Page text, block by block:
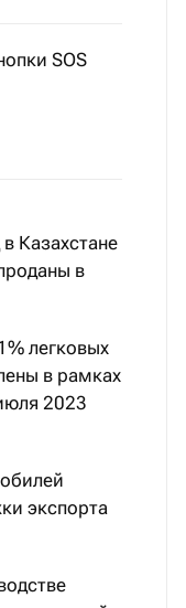
SOS
отрасли
Казахстане
в
легковых
в рамках
2023
экспорта